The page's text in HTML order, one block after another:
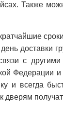
Также
с
и всегда
дверям